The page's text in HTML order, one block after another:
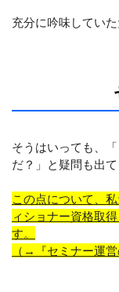
充分に吟味してい
そうはいっても、
だ？」と疑問も出
この点について、
ィショナー資格取
す。
（→『セミナー運営